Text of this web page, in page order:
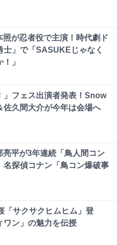
が忍者役で主演！時代劇ド
士」で「SASUKEじゃなく
」
」フェス出演者発表！Snow
佐久間大介が今年は会場へ
平が3年連続「鳥人間コン
名探偵コナン「鳥コン爆破事
「サクサクヒムヒム」登
ワン」の魅力を伝授